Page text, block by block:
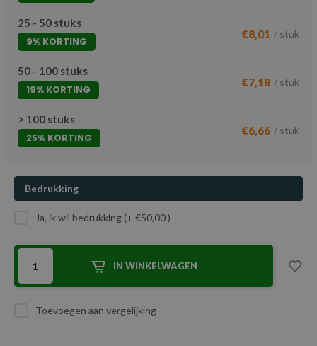
25 - 50 stuks
9% KORTING
€8,01 / stuk
50 - 100 stuks
19% KORTING
€7,18 / stuk
> 100 stuks
25% KORTING
€6,66 / stuk
Bedrukking
Ja, ik wil bedrukking (+ €50,00 )
IN WINKELWAGEN
Toevoegen aan vergelijking